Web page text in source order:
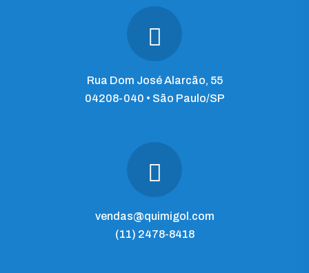
Rua Dom José Alarcão, 55
04208-040 • São Paulo/SP
vendas@quimigol.com
(11) 2478-8418